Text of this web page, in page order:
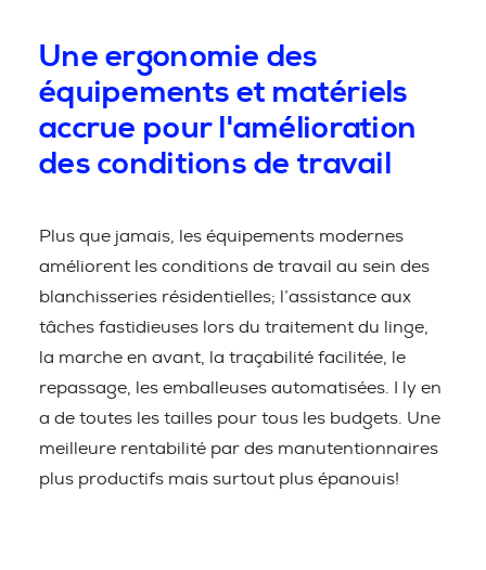
Une ergonomie des
équipements et matériels
accrue pour l'amélioration
des conditions de travail
Plus que jamais, les équipements modernes
améliorent les conditions de travail au sein des
blanchisseries résidentielles; l’assistance aux
tâches fastidieuses lors du traitement du linge,
la marche en avant, la traçabilité facilitée, le
repassage, les emballeuses automatisées. I ly en
a de toutes les tailles pour tous les budgets. Une
meilleure rentabilité par des manutentionnaires
plus productifs mais surtout plus épanouis!